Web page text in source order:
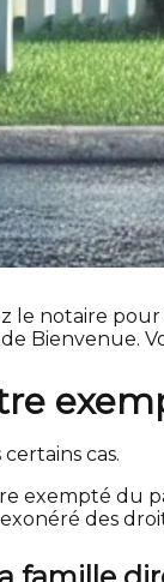
le notaire
Bienvenue.
cas.
exempté du
des